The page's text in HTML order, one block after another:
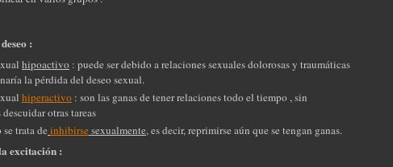
:
hipoactivo : puede ser debido a relaciones sexuales dolorosas y traumáticas
la pérdida del deseo sexual.
hiperactivo : son las ganas de tener relaciones todo el tiempo , sin
otras tareas
trata deinhibirsesexualmente, es decir, reprimirse aún que se tengan ganas.
excitación :